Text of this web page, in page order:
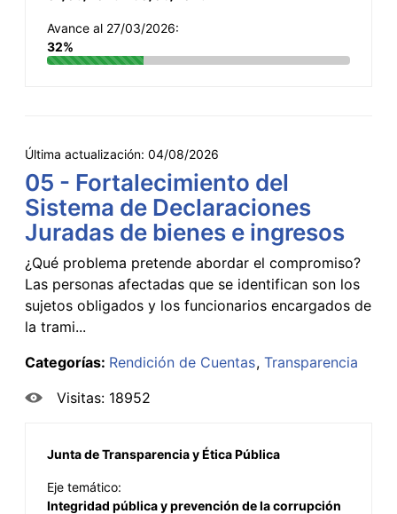
Avance al 27/03/2026:
32%
Última actualización: 04/08/2026
05 - Fortalecimiento del
Sistema de Declaraciones
Juradas de bienes e ingresos
¿Qué problema pretende abordar el compromiso?
Las personas afectadas que se identifican son los
sujetos obligados y los funcionarios encargados de
la trami...
Categorías: Rendición de Cuentas Transparencia
Visitas: 18952
Junta de Transparencia y Ética Pública
Eje temático:
Integridad pública y prevención de la corrupción